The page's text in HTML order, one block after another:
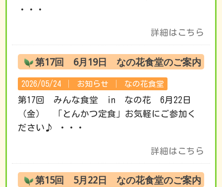
・・・
詳細はこちら
第17回 6月19日 なの花食堂のご案内
2026/05/24 │ お知らせ なの花食堂
第17回 みんな食堂 in なの花 6月22日
（金） 「とんかつ定食」お気軽にご参加く
ださい♪ ・・・
詳細はこちら
第15回 5月22日 なの花食堂のご案内